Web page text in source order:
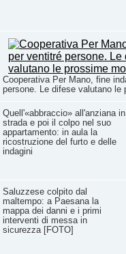
Cooperativa Per Mano, fine
persone. Le difese valutano le
Quell'«abbraccio» all'anziana in
strada e poi il colpo nel suo
appartamento: in aula la
ricostruzione del furto e delle
indagini
Saluzzese colpito dal
maltempo: a Paesana la
mappa dei danni e i primi
interventi di messa in
sicurezza [FOTO]